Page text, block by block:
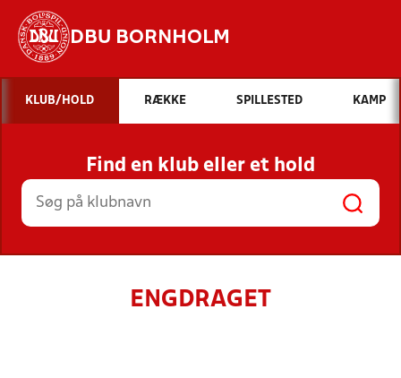
DBU BORNHOLM
Hvad vil du søge efter?
INDHOLD OG NYHEDER
STILLINGER, RESULTATER, KLUBBER OG
HOLD
KLUB/HOLD RÆKKE SPILLESTED KAMP
Find en klub eller et hold
ENGDRAGET